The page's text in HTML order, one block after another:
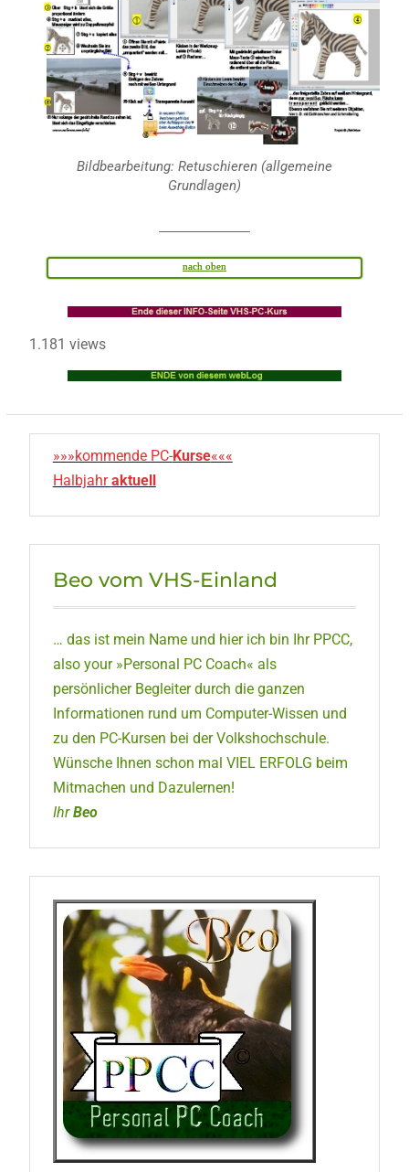
Bildbearbeitung: Retuschieren (allgemeine
Grundlagen)
nach oben
1.181 views
»»»kommende PC-Kurse«««
Halbjahraktuell
Beo vom VHS-Einland
… das ist mein Name und hier ich bin Ihr PPCC,
also your »Personal PC Coach« als
persönlicher Begleiter durch die ganzen
Informationen rund um Computer-Wissen und
zu den PC-Kursen bei der Volkshochschule.
Wünsche Ihnen schon mal VIEL ERFOLG beim
Mitmachen und Dazulernen!
IhrBeo